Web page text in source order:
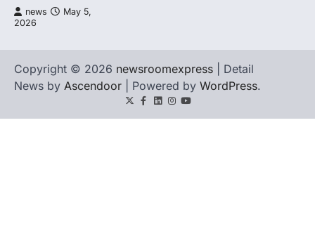
news
May 5,
2026
Copyright © 2026 newsroomexpress | Detail
News by Ascendoor | Powered by WordPress.
TwitterFacebook
LinkedIn
Instagram
youtube